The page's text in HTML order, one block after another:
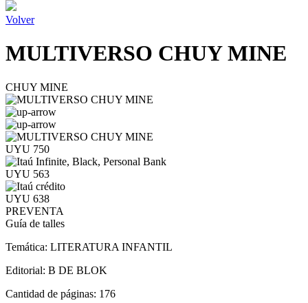
Volver
MULTIVERSO CHUY MINE
CHUY MINE
UYU 750
UYU 563
UYU 638
PREVENTA
Guía de talles
Temática: LITERATURA INFANTIL
Editorial: B DE BLOK
Cantidad de páginas: 176